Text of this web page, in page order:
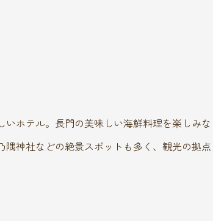
いホテル。長門の美味しい海鮮料理を楽しみな
神社などの絶景スポットも多く、観光の拠点